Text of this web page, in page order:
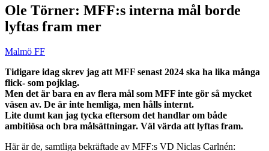
Ole Törner: MFF:s interna mål borde
lyftas fram mer
Malmö FF
Tidigare idag skrev jag att MFF senast 2024 ska ha lika många
flick- som pojklag.
Men det är bara en av flera mål som MFF inte gör så mycket
väsen av. De är inte hemliga, men hålls internt.
Lite dumt kan jag tycka eftersom det handlar om både
ambitiösa och bra målsättningar. Väl värda att lyftas fram.
Här är de, samtliga bekräftade av MFF:s VD Niclas Carlnén: